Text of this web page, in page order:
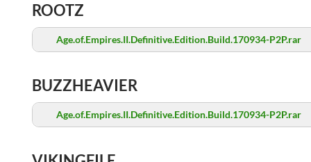
ROOTZ
Age.of.Empires.II.Definitive.Edition.Build.170934-P2P.rar
BUZZHEAVIER
Age.of.Empires.II.Definitive.Edition.Build.170934-P2P.rar